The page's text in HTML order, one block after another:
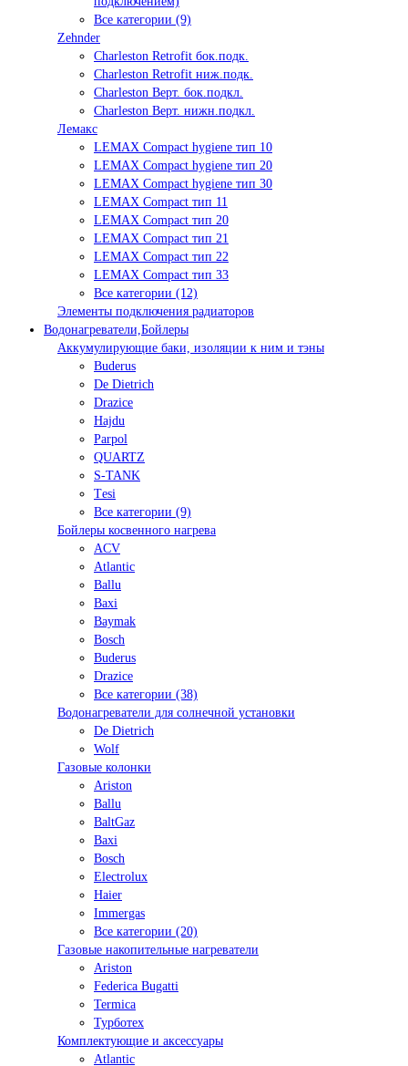
Все категории (9)
Zehnder
Charleston Retrofit бок.подк.
Charleston Retrofit ниж.подк.
Charleston Верт. бок.подкл.
Charleston Верт. нижн.подкл.
Лемакс
LEMAX Compact hygiene тип 10
LEMAX Compact hygiene тип 20
LEMAX Compact hygiene тип 30
LEMAX Compact тип 11
LEMAX Compact тип 20
LEMAX Compact тип 21
LEMAX Compact тип 22
LEMAX Compact тип 33
Все категории (12)
Элементы подключения радиаторов
Водонагреватели,Бойлеры
Аккумулирующие баки, изоляции к ним и тэны
Buderus
De Dietrich
Drazice
Hajdu
Parpol
QUARTZ
S-TANK
Tеsi
Все категории (9)
Бойлеры косвенного нагрева
ACV
Atlantic
Ballu
Baxi
Baymak
Bosch
Buderus
Drazice
Все категории (38)
Водонагреватели для солнечной установки
De Dietrich
Wolf
Газовые колонки
Ariston
Ballu
BaltGaz
Baxi
Bosсh
Electrolux
Haier
Immergas
Все категории (20)
Газовые накопительные нагреватели
Ariston
Federica Bugatti
Termica
Турботех
Комплектующие и аксессуары
Atlantic